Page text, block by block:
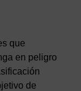
que
en peligro
de